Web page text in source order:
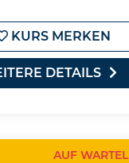
KURS MERKEN
DETAILS
AUF